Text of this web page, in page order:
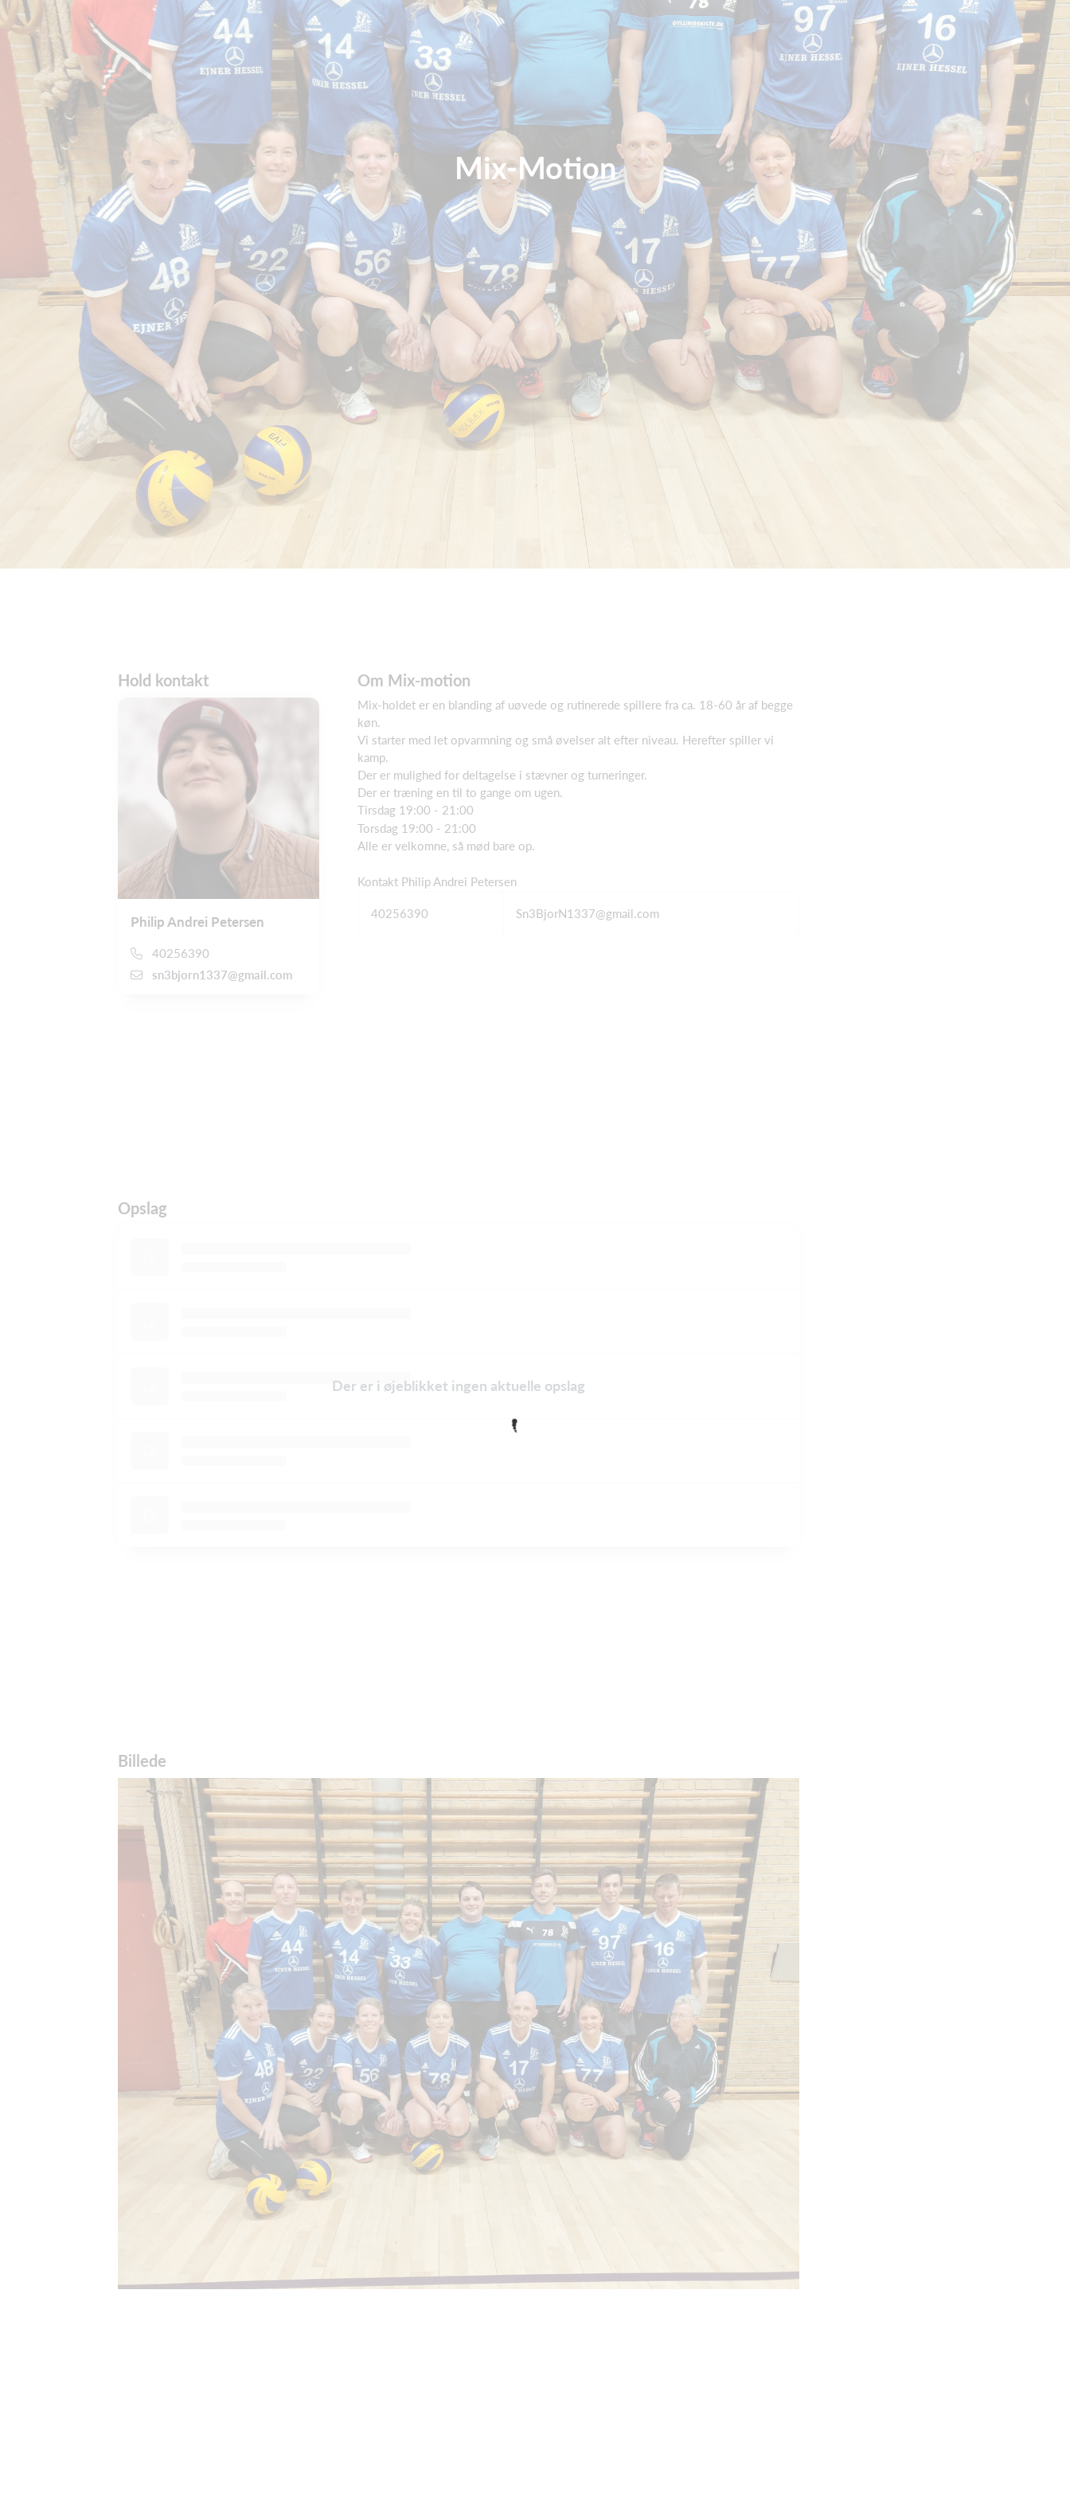
Mix-Motion
Hold kontakt
Philip Andrei Petersen
40256390
sn3bjorn1337@gmail.com
Om Mix-motion
Mix-holdet er en blanding af uøvede og rutinerede spillere fra ca. 18-60 år af begge
køn.
Vi starter med let opvarmning og små øvelser alt efter niveau. Herefter spiller vi
kamp.
Der er mulighed for deltagelse i stævner og turneringer.
Der er træning en til to gange om ugen.
Tirsdag 19:00 - 21:00
Torsdag 19:00 - 21:00
Alle er velkomne, så mød bare op.
Kontakt Philip Andrei Petersen
40256390 Sn3BjorN1337@gmail.com
Opslag
Der er i øjeblikket ingen aktuelle opslag
Billede